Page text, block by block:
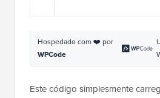
WPCode
$wp_query para obter o ID da